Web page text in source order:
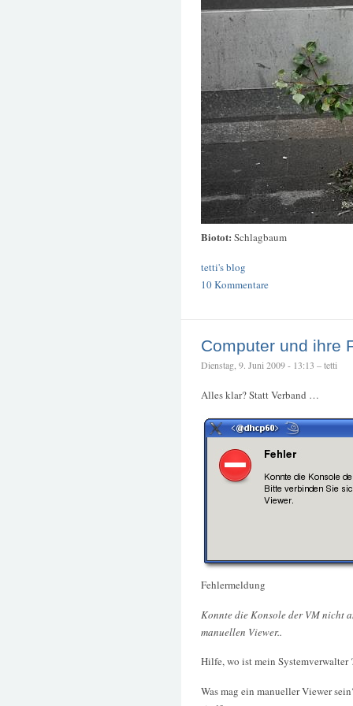
Biotot: Schlagbaum
tetti's blog
10 Kommentare
Computer und ihre
Dienstag, 9. Juni 2009 - 13:13 – tetti
Alles klar? Statt Verband …
Fehlermeldung
Konnte die Konsole der VM nicht
manuellen Viewer..
Hilfe, wo ist mein Systemverwalter
Was mag ein manueller Viewer